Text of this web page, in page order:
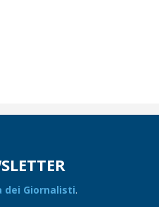
dei Giornalisti.